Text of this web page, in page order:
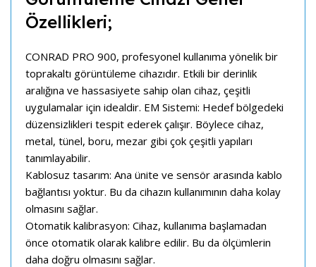
Özellikleri;
CONRAD PRO 900, profesyonel kullanıma yönelik bir
toprakaltı görüntüleme cihazıdır. Etkili bir derinlik
aralığına ve hassasiyete sahip olan cihaz, çeşitli
uygulamalar için idealdir. EM Sistemi: Hedef bölgedeki
düzensizlikleri tespit ederek çalışır. Böylece cihaz,
metal, tünel, boru, mezar gibi çok çeşitli yapıları
tanımlayabilir.
Kablosuz tasarım: Ana ünite ve sensör arasında kablo
bağlantısı yoktur. Bu da cihazın kullanımının daha kolay
olmasını sağlar.
Otomatik kalibrasyon: Cihaz, kullanıma başlamadan
önce otomatik olarak kalibre edilir. Bu da ölçümlerin
daha doğru olmasını sağlar.